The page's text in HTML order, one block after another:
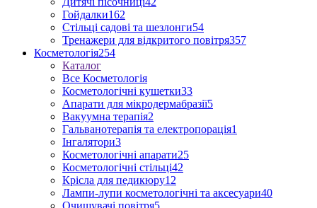
Гойдалки162
Стільці садові та шезлонги54
Тренажери для відкритого повітря357
Косметологія254
Каталог
Все Косметологія
Косметологічні кушетки33
Апарати для мікродермабразії5
Вакуумна терапія2
Гальванотерапія та електропорація1
Інгалятори3
Косметологічні апарати25
Косметологічні стільці42
Крісла для педикюру12
Лампи-лупи косметологічні та аксесуари40
Очищувачі повітря5